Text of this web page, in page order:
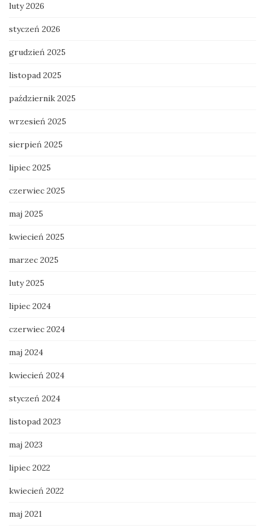
luty 2026
styczeń 2026
grudzień 2025
listopad 2025
październik 2025
wrzesień 2025
sierpień 2025
lipiec 2025
czerwiec 2025
maj 2025
kwiecień 2025
marzec 2025
luty 2025
lipiec 2024
czerwiec 2024
maj 2024
kwiecień 2024
styczeń 2024
listopad 2023
maj 2023
lipiec 2022
kwiecień 2022
maj 2021